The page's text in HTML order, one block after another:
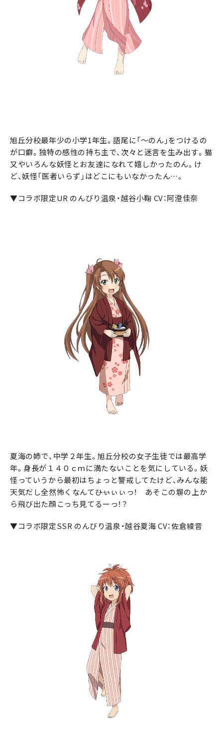
旭丘分校最年少の小学1年生。語尾に「～のん」をつけるの
が口癖。独特の感性の持ち主で、次々と迷言を生み出す。猫
又やいろんな妖怪とお友達になれて嬉しかったのん。け
ど、妖怪「医者いらず」はどこにもいなかったん…。
▼コラボ限定UR のんびり温泉・越谷小鞠 CV：阿澄佳奈
夏海の姉で、中学２年生。旭丘分校の女子生徒では最高学
年。身長が１４０ｃｍに満たないことを気にしている。妖
怪っていうから最初はちょっと警戒してたけど、みんな能
天気だし全然怖くなんて――ひぃぃぃっ！ あそこの塀の上か
ら飛び出た顔こっち見てるーっ！？
▼コラボ限定SSR のんびり温泉・越谷夏海 CV：佐倉綾音